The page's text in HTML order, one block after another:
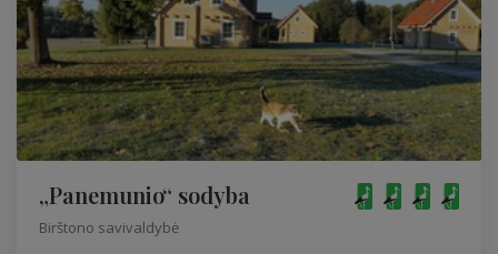
„Panemunio“ sodyba
Birštono savivaldybė